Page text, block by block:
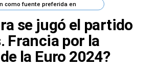
como fuente preferida en
se jugó el partido
Francia por la
la Euro 2024?